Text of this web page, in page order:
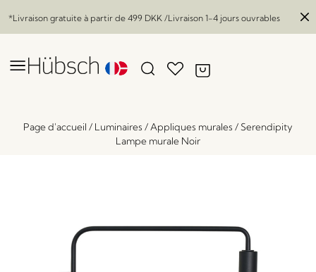
*Livraison gratuite à partir de 499 DKK /Livraison 1-4 jours ouvrables
Page d'accueil / Luminaires / Appliques murales / Serendipity
Lampe murale Noir